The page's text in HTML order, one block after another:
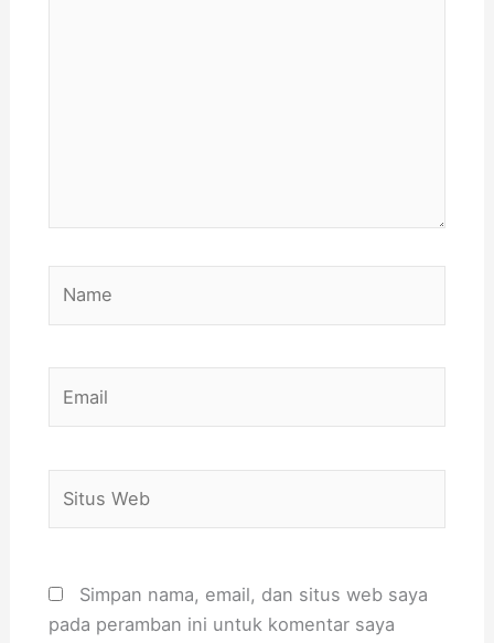
Web
Simpan nama, email, dan situs web saya
pada peramban ini untuk komentar saya